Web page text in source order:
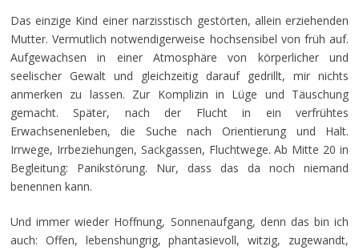
Das einzige Kind einer narzisstisch gestörten, allein erziehenden
Mutter. Vermutlich notwendigerweise hochsensibel von früh auf.
Aufgewachsen in einer Atmosphäre von körperlicher und
seelischer Gewalt und gleichzeitig darauf gedrillt, mir nichts
anmerken zu lassen. Zur Komplizin in Lüge und Täuschung
gemacht. Später, nach der Flucht in ein verfrühtes
Erwachsenenleben, die Suche nach Orientierung und Halt.
Irrwege, Irrbeziehungen, Sackgassen, Fluchtwege. Ab Mitte 20 in
Begleitung: Panikstörung. Nur, dass das da noch niemand
benennen kann.
Und immer wieder Hoffnung, Sonnenaufgang, denn das bin ich
auch: Offen, lebenshungrig, phantasievoll, witzig, zugewandt,